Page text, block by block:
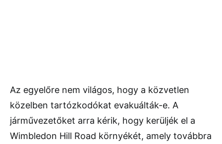
Az egyelőre nem világos, hogy a közvetlen
közelben tartózkodókat evakuálták-e. A
járművezetőket arra kérik, hogy kerüljék el a
Wimbledon Hill Road környékét, amely továbbra